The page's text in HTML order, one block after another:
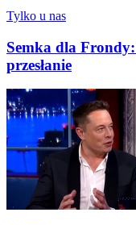
Tylko u nas
Semka dla
przesłanie